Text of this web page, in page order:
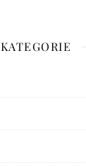
KATEGORIE